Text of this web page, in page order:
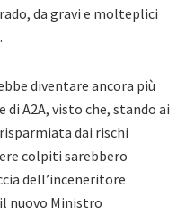
da gravi e molteplici
diventare ancora più
A2A, visto che, stando ai
dai rischi
colpiti sarebbero
dell’inceneritore
nuovo Ministro